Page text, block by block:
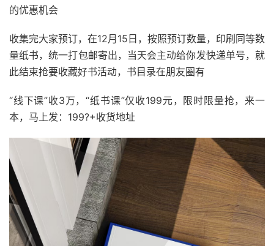
的优惠机会
收集完大家预订，在12月15日，按照预订数量，印刷同等数
量纸书，统一打包邮寄出，当天会主动给你发快递单号，就
此结束抢要收藏好书活动，书目录在朋友圈有
“线下课”收3万，“纸书课”仅收199元，限时限量抢，来一
本，马上发：199?+收货地址